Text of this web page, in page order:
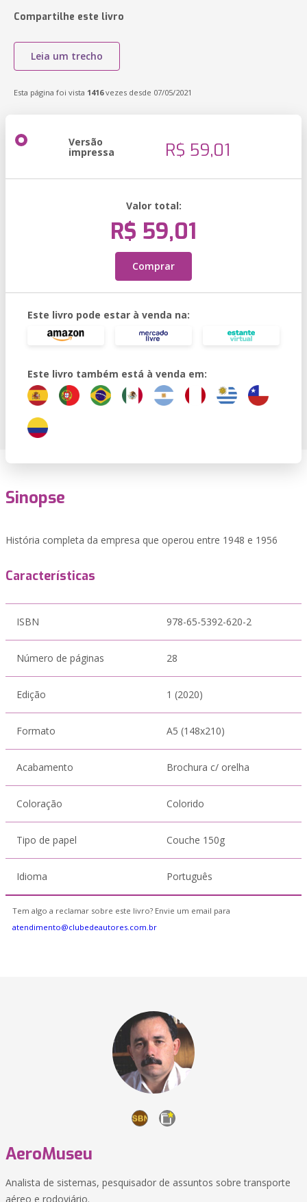
Compartilhe este livro
Leia um trecho
Esta página foi vista 1416vezes desde 07/05/2021
Versão
impressa R$ 59,01
Valor total:
R$ 59,01
Comprar
Este livro pode estar à venda na:
Este livro também está à venda em:
Sinopse
História completa da empresa que operou entre 1948 e 1956
Características
ISBN 978-65-5392-620-2
Número de páginas 28
Edição 1 (2020)
Formato A5 (148x210)
Acabamento Brochura c/ orelha
Coloração Colorido
Tipo de papel Couche 150g
Idioma Português
Tem algo a reclamar sobre este livro? Envie um email para
atendimento@clubedeautores.com.br
AeroMuseu
Analista de sistemas, pesquisador de assuntos sobre transporte
aéreo e rodoviário.